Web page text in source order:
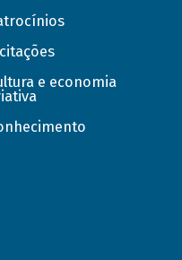
e economia